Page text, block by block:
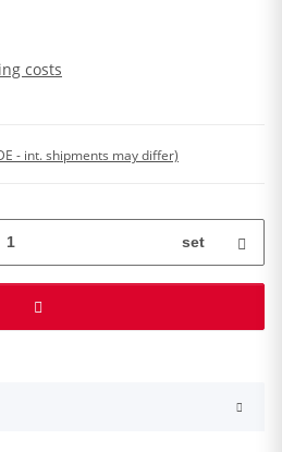
costs
- int. shipments may differ)
set